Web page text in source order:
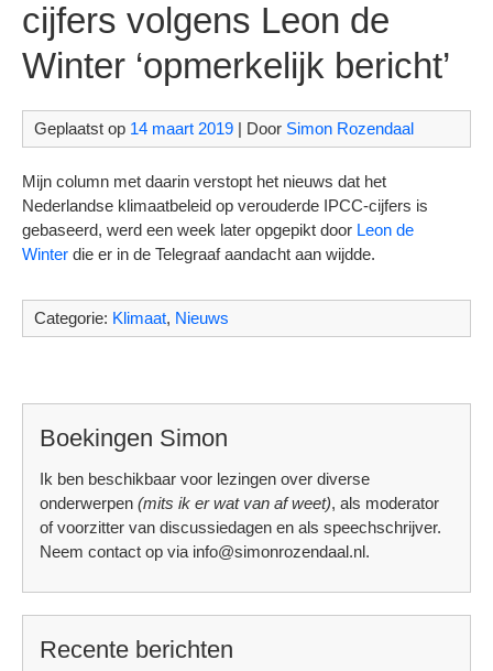
cijfers volgens Leon de
Winter ‘opmerkelijk bericht’
Geplaatst op 14 maart 2019 | Door Simon Rozendaal
Mijn column met daarin verstopt het nieuws dat het
Nederlandse klimaatbeleid op verouderde IPCC-cijfers is
gebaseerd, werd een week later opgepikt door Leon de
Winter die er in de Telegraaf aandacht aan wijdde.
Categorie: Klimaat, Nieuws
Boekingen Simon
Ik ben beschikbaar voor lezingen over diverse
onderwerpen (mits ik er wat van af weet), als moderator
of voorzitter van discussiedagen en als speechschrijver.
Neem contact op via info@simonrozendaal.nl.
Recente berichten